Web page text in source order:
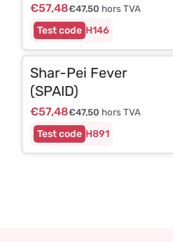
H146
€57,48€47,50 hors TVA
H891
Shar-Pei Fever
(SPAID)
€57,48€47,50 hors TVA